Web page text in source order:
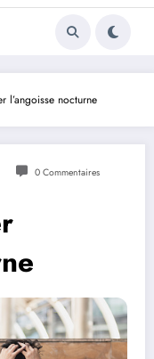
l’angoisse nocturne
0 Commentaires